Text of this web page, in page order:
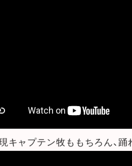
キャプテン牧ももちろん、踊